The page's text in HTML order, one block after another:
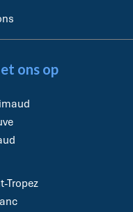
ons op
Tropez